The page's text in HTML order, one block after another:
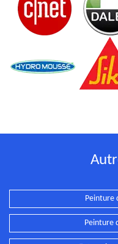
Peinture
Peinture